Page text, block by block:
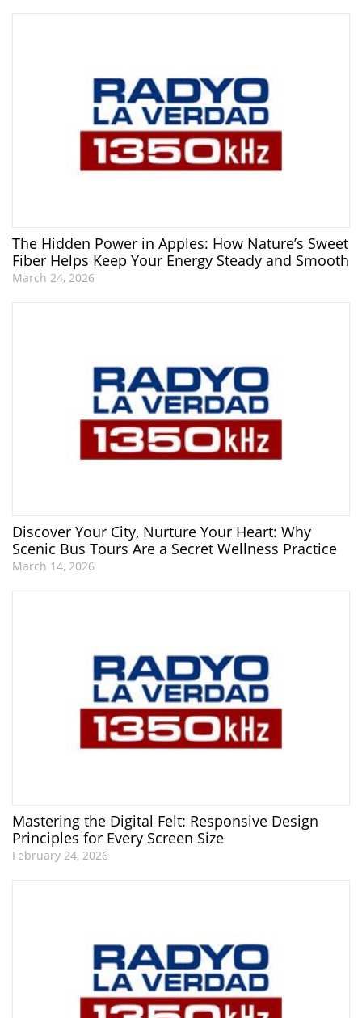
The Hidden Power in Apples: How Nature’s Sweet
Fiber Helps Keep Your Energy Steady and Smooth
March 24, 2026
Discover Your City, Nurture Your Heart: Why
Scenic Bus Tours Are a Secret Wellness Practice
March 14, 2026
Mastering the Digital Felt: Responsive Design
Principles for Every Screen Size
February 24, 2026